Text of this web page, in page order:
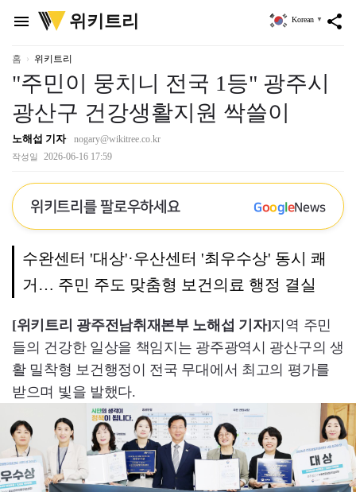
menu
위
키
리
위키트리 share
Korean ▼
홈 위키트리
"주민이 뭉치니 전국 1등" 광주시
광산구 건강생활지원 싹쓸이
노해섭 기자 nogary@wikitree.co.kr
작성일 2026-06-16 17:59
위키트리를 팔로우하세요 GoogleNews
수완센터 '대상'·우산센터 '최우수상' 동시 쾌
거… 주민 주도 맞춤형 보건의료 행정 결실
[위키트리 광주전남취재본부 노해섭 기자]지역 주민
들의 건강한 일상을 책임지는 광주광역시 광산구의 생
활 밀착형 보건행정이 전국 무대에서 최고의 평가를
받으며 빛을 발했다.